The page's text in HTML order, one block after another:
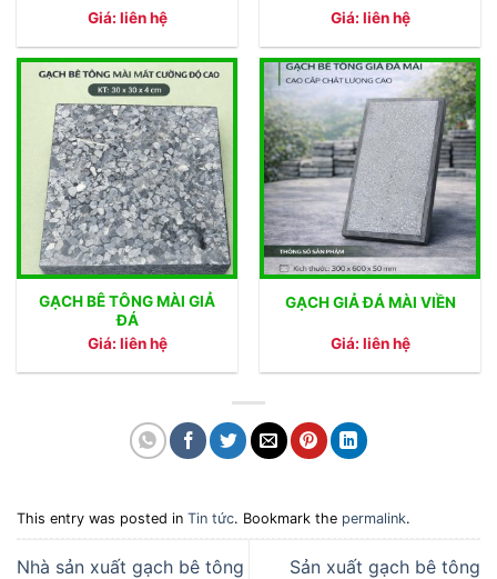
Giá: liên hệ Giá: liên hệ
GẠCH BÊ TÔNG MÀI GIẢ
ĐÁ
Giá: liên hệ
GẠCH GIẢ ĐÁ MÀI VIỀN
Giá: liên hệ
This entry was posted in Tin tức. Bookmark the permalink.
Nhà sản xuất gạch bê tông
Sản xuất gạch bê tông